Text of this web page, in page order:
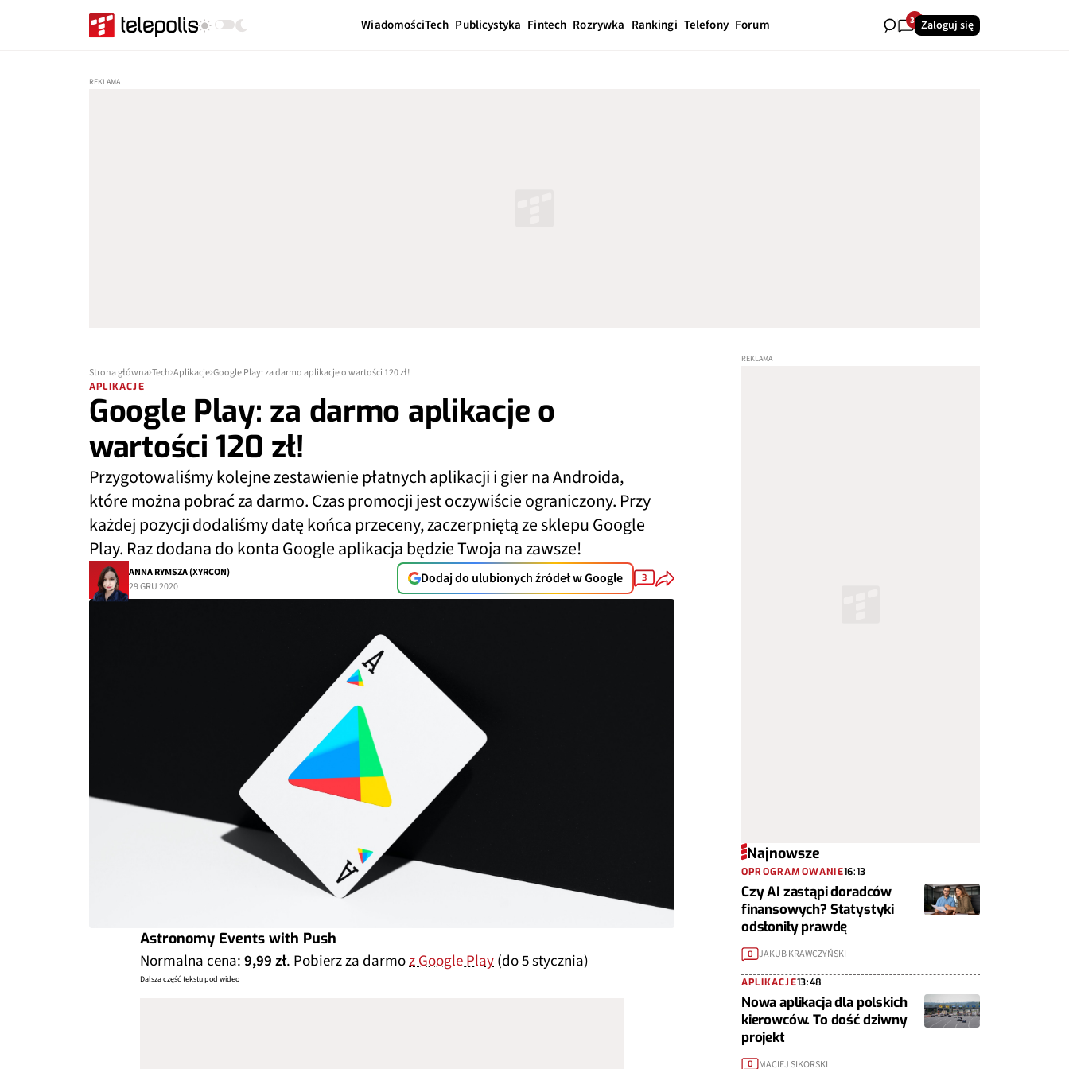
WiadomościTech Publicystyka Fintech Rozrywka Rankingi Telefony Forum 31Zaloguj się
Strona główna Tech Aplikacje Google Play: za darmo aplikacje o wartości 120 zł!
APLIKACJE
Google Play: za darmo aplikacje o
wartości 120 zł!
Przygotowaliśmy kolejne zestawienie płatnych aplikacji i gier na Androida,
które można pobrać za darmo. Czas promocji jest oczywiście ograniczony. Przy
każdej pozycji dodaliśmy datę końca przeceny, zaczerpniętą ze sklepu Google
Play. Raz dodana do konta Google aplikacja będzie Twoja na zawsze!
ANNA RYMSZA (XYRCON)
29 GRU 2020
Dodaj do ulubionych źródeł w Google 3
Astronomy Events with Push
Normalna cena:9,99 zł. Pobierz za darmoz Google Play(do 5 stycznia)
Dalsza część tekstu pod wideo
Najnowsze
OPROGRAMOWANIE16:13
Czy AI zastąpi doradców
finansowych? Statystyki
odsłoniły prawdę
0 JAKUB KRAWCZYŃSKI
APLIKACJE13:48
Nowa aplikacja dla polskich
kierowców. To dość dziwny
projekt
0 MACIEJ SIKORSKI